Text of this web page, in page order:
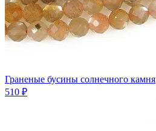
Граненые бусины солнечного камня
510 ₽